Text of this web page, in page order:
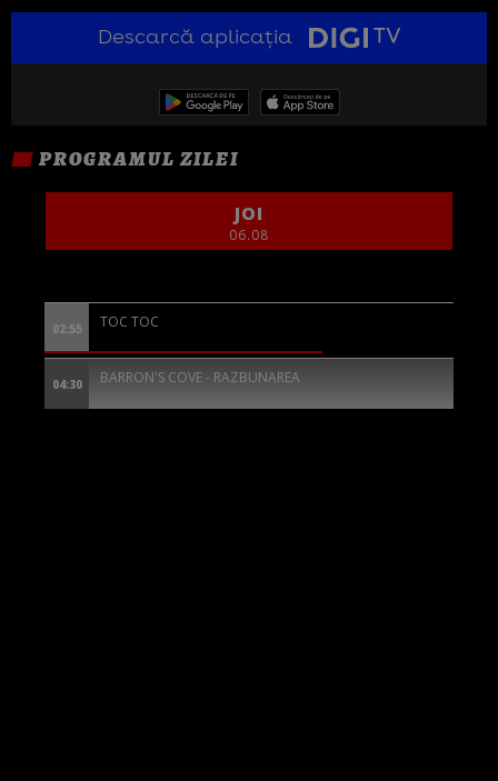
Descarcă aplicația
PROGRAMUL ZILEI
JOI
06.08
02:55 TOC TOC
04:30 BARRON'S COVE - RAZBUNAREA